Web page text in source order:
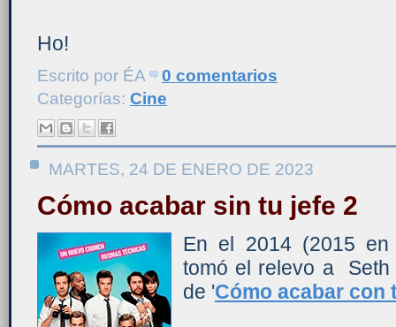
Ho!
Escrito por ÉA
0 comentarios
Categorías: Cine
MARTES, 24 DE ENERO DE 2023
Cómo acabar sin tu jefe 2
En el 2014 (2015 en
tomó el relevo a Seth
de 'Cómo acabar con